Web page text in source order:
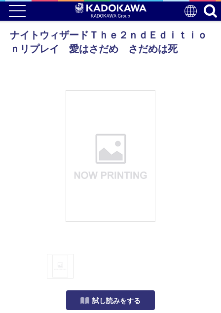
ナイトウィザードＴｈｅ２ｎｄＥｄｉｔｉｏ
ｎリプレイ 愛はさだめ さだめは死
試し読みをする